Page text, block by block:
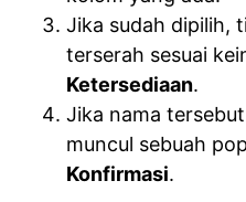
Jika sudah dipilih,
terserah sesuai
Ketersediaan.
Jika nama
muncul sebuah
Konfirmasi.